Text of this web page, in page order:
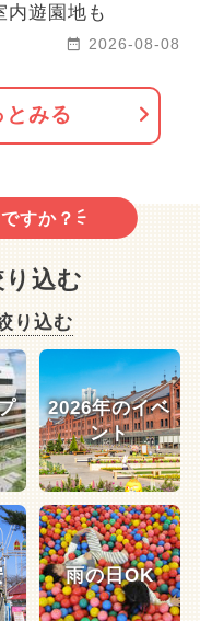
内遊園地も
2026-08-08
とみる
すか？
込む
り込む
2026年のイベ
ント
雨の日OK